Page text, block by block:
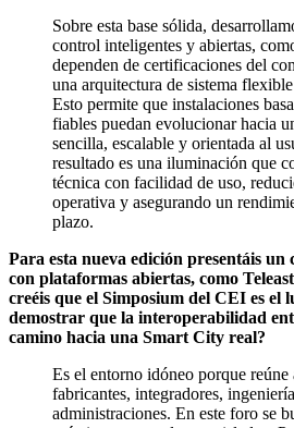
Sobre esta base sólida,
control inteligentes y abiertas,
dependen de certificaciones del
una arquitectura de sistema
Esto permite que instalaciones
fiables puedan evolucionar hacia
sencilla, escalable y orientada al
resultado es una iluminación que
técnica con facilidad de uso,
operativa y asegurando un
plazo.
Para esta nueva edición presentáis un
con plataformas abiertas, como
creéis que el Simposium del CEI es el
demostrar que la interoperabilidad
camino hacia una Smart City real?
Es el entorno idóneo porque reúne
fabricantes, integradores,
administraciones. En este foro se